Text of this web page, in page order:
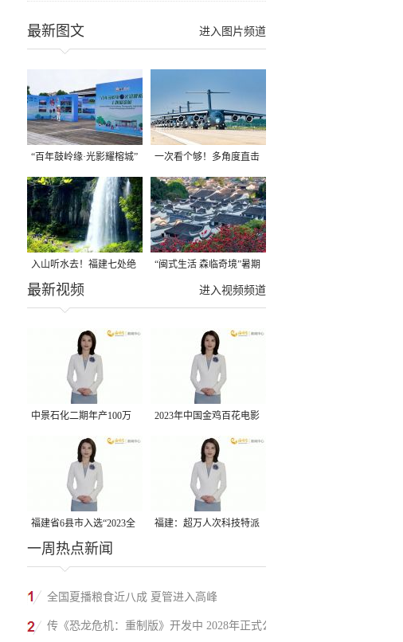
进入图片频道
最新图文
“百年鼓岭缘·光影耀榕城”
摄影展在鼓岭开展
一次看个够！多角度直击
运-20硬核场面
入山听水去！福建七处绝
美瀑布，清凉整个夏天
“闽式生活 森临奇境”暑期
文旅惠民礼包来了进入视频频道
最新视频
中景石化二期年产100万
吨丙烷脱氢项目建成中交
2023年中国金鸡百花电影
节有福电影巡展31日启动
福建省6县市入选“2023全
国县域发展潜力百强县”
福建：超万人次科技特派
一周热点新闻
全国夏播粮食近八成 夏管进入高峰
传《恐龙危机：重制版》开发中 2028年正式公